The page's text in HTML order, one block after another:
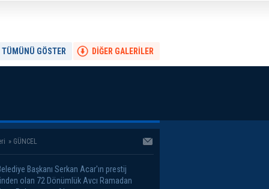
DİĞER GALERİLER
TÜMÜNÜ GÖSTER
» GÜNCEL
Başkanı Serkan Acar'ın prestij
olan 72 Dönümlük Avcı Ramadan